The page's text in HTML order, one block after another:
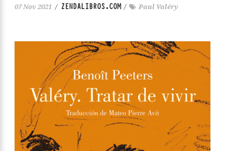
07 Nov 2021 / ZENDALIBROS.COM/ Paul Valéry